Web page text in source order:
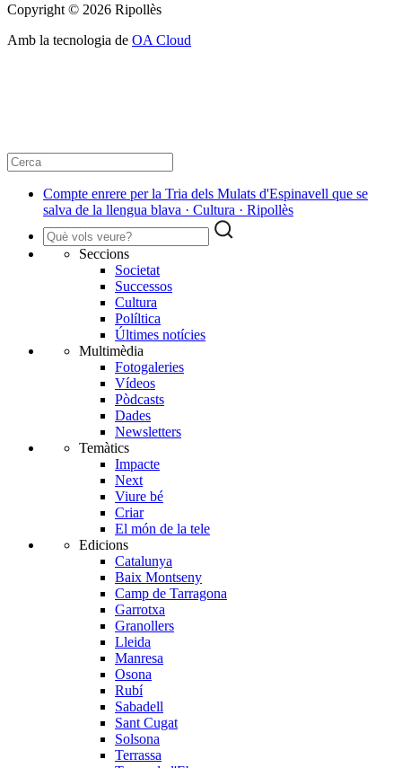
Copyright © 2026 Ripollès
Amb la tecnologia de OA Cloud
Compte enrere per la Tria dels Mulats d'Espinavell que se
salva de la llengua blava · Cultura · Ripollès
Seccions
Societat
Successos
Cultura
Políltica
Últimes notícies
Multimèdia
Fotogaleries
Vídeos
Pòdcasts
Dades
Newsletters
Temàtics
Impacte
Next
Viure bé
Criar
El món de la tele
Edicions
Catalunya
Baix Montseny
Camp de Tarragona
Garrotxa
Granollers
Lleida
Manresa
Osona
Rubí
Sabadell
Sant Cugat
Solsona
Terrassa